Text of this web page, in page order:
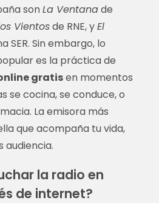
sonLa Ventanade
Vientosde RNE, yEl
SER. Sin embargo, lo
es la práctica de
gratisen momentos
se cocina, se conduce, o
La emisora más
que acompaña tu vida,
audiencia.
la radio en
de internet?